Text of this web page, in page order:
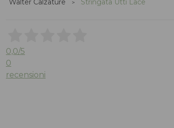
Walter Calzature Stringata Utti Lace
0,0/5
0
recensioni